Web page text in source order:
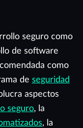
seguro como
de software
como
de seguridad
aspectos
seguro, la
, la